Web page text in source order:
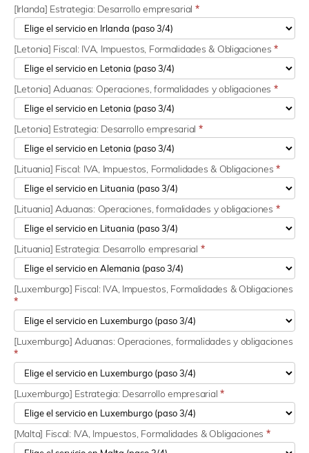
[Irlanda] Estrategia: Desarrollo empresarial *
[Letonia] Fiscal: IVA, Impuestos, Formalidades & Obligaciones*
[Letonia] Aduanas: Operaciones, formalidades y obligaciones *
[Letonia] Estrategia: Desarrollo empresarial *
[Lituania] Fiscal: IVA, Impuestos, Formalidades & Obligaciones *
[Lituania] Aduanas: Operaciones, formalidades y obligaciones *
[Lituania] Estrategia: Desarrollo empresarial *
[Luxemburgo] Fiscal: IVA, Impuestos, Formalidades & Obligaciones
*
[Luxemburgo] Aduanas: Operaciones, formalidades y obligaciones
*
[Luxemburgo] Estrategia: Desarrollo empresarial*
[Malta] Fiscal: IVA, Impuestos, Formalidades & Obligaciones *